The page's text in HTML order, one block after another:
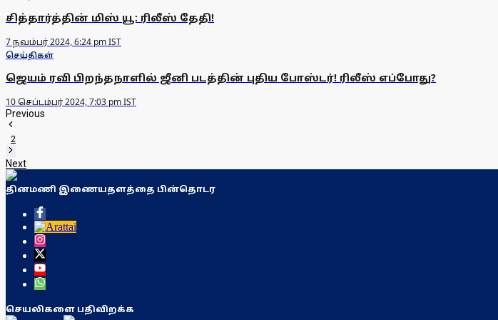
சித்தார்த்தின் மிஸ் யூ: ரிலீஸ் தேதி!
7 நவம்பர் 2024, 6:24 pm IST
செய்திகள்
ஜெயம் ரவி பிறந்தநாளில் ஜீனி படத்தின் புதிய போஸ்டர்! ரிலீஸ் எப்போது?
10 செப்டம்பர் 2024, 7:03 pm IST
Previous
2
Next
தினமணி இணையதளத்தை பின்தொடர
செயலிகளை பதிவிறக்க